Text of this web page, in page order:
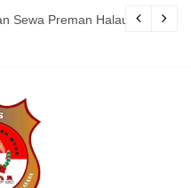
Agustus 07, 2026
Sewa Preman Halau LSM